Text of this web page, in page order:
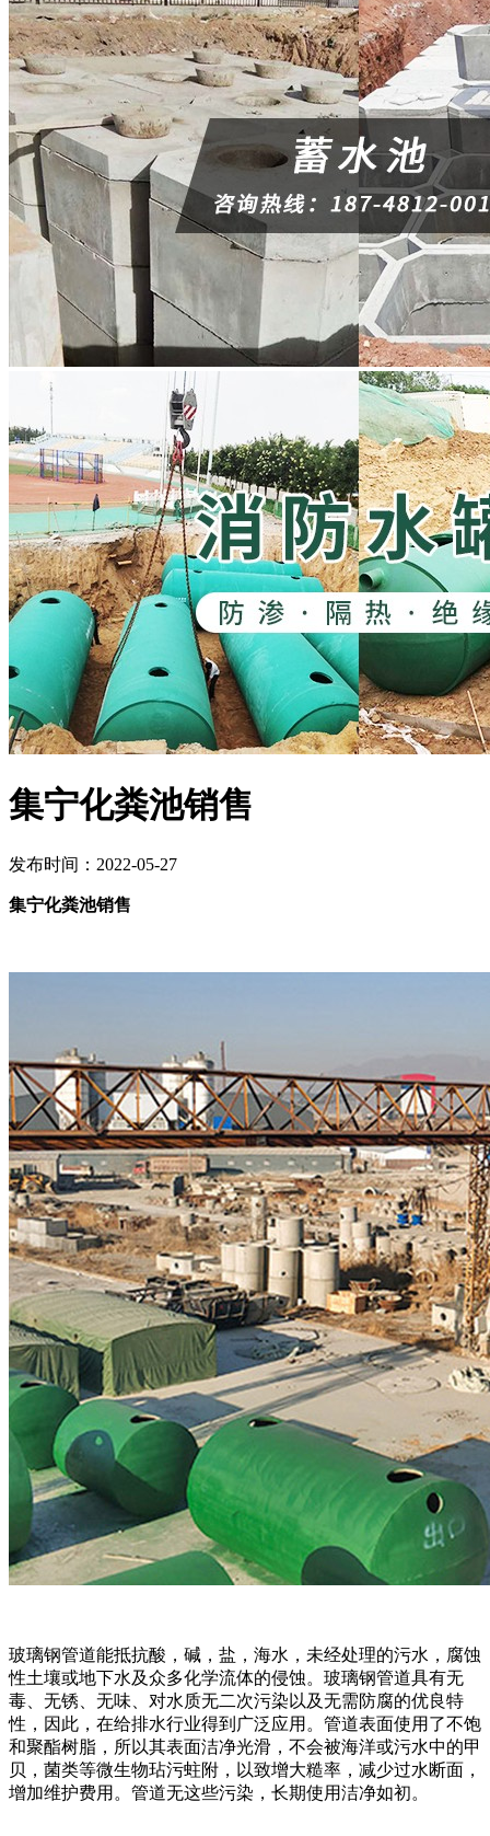
集宁化粪池销售
发布时间：2022-05-27
集宁化粪池销售
玻璃钢管道能抵抗酸，碱，盐，海水，未经处理的污水，腐蚀
性土壤或地下水及众多化学流体的侵蚀。玻璃钢管道具有无
毒、无锈、无味、对水质无二次污染以及无需防腐的优良特
性，因此，在给排水行业得到广泛应用。管道表面使用了不饱
和聚酯树脂，所以其表面洁净光滑，不会被海洋或污水中的甲
贝，菌类等微生物玷污蛀附，以致增大糙率，减少过水断面，
增加维护费用。管道无这些污染，长期使用洁净如初。